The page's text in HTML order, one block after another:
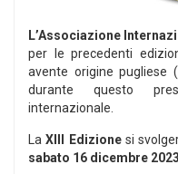
L’Associazione
per le precedenti
avente origine pugliese
durante questo
internazionale.
LaXIII Edizionesi
sabato 16 dicembre 2023